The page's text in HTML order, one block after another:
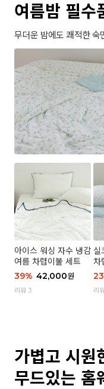
여름밤 필수
무더운 밤에도 쾌적한 숙
아이스 워싱 자수 냉감
여름 차렵이불 세트
39% 42,000원
리뷰 3
실
차
23
리
가볍고 시원
무드있는 홈